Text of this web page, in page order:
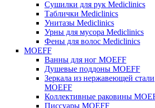
Сушилки для рук Mediclinics
Таблички Mediclinics
Унитазы Mediclinics
Урны для мусора Mediclinics
Фены для волос Mediclinics
MOEFF
Ванны для ног MOEFF
Душевые поддоны MOEFF
Зеркала из нержавеющей стали
MOEFF
Коллективные раковины
Писсуары MOEFF